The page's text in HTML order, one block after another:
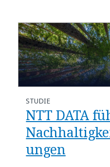
STUDIE
NTT DATA
ungen